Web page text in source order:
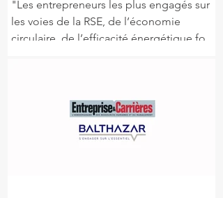
"Les entrepreneurs les plus engagés sur
les voies de la RSE, de l’économie
circulaire, de l’efficacité énergétique font